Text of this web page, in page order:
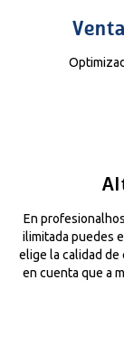
En
ilimitada puedes
elige la calidad de
en cuenta que a